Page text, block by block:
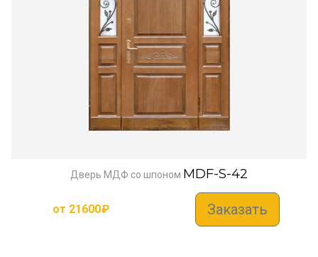
Дверь МДФ со шпоном MDF-S-42
от 21600₽ Заказать